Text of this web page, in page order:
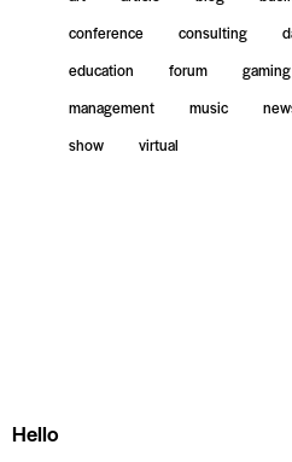
conference
consulting
education
forum gaming
management
music
show
virtual
Hello